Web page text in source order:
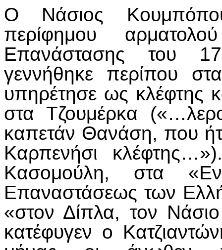
Ο Νάσιος
περίφημου
Επανάστασης του
γεννήθηκε περίπου
υπηρέτησε ως κλέφτης
στα Τζουμέρκα
καπετάν Θανάση, που
Καρπενήσι
Κασομούλη, στα
Επαναστάσεως των
«στον Δίπλα, τον
κατέφυγεν ο